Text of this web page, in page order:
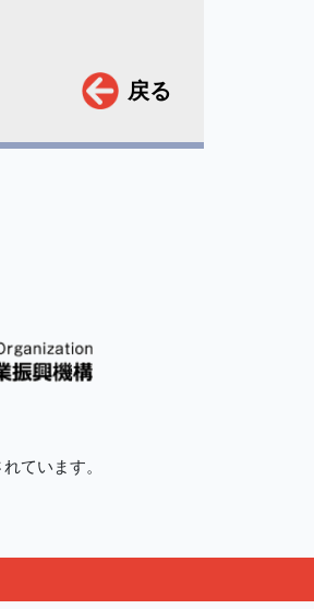
戻る
ています。